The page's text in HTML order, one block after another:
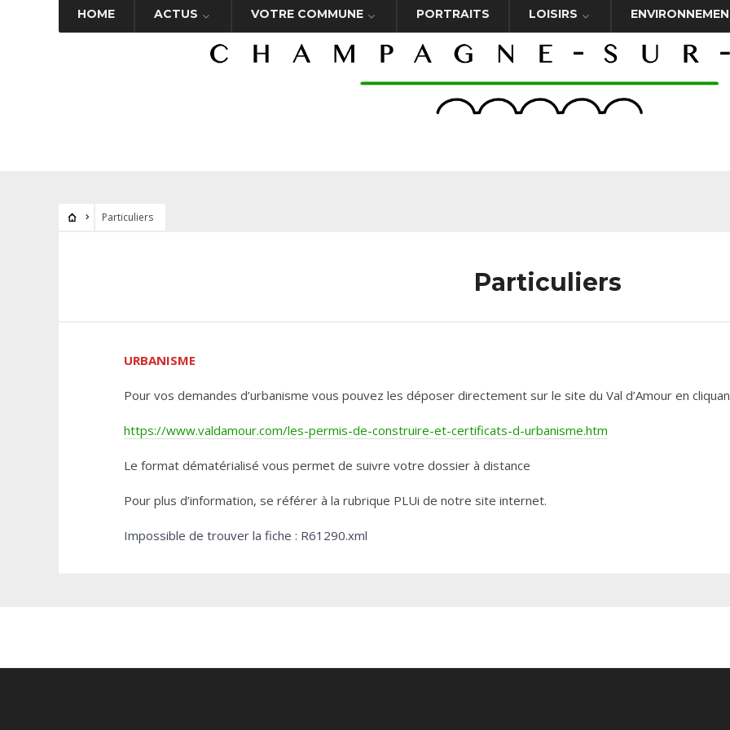
HOME ACTUS VOTRE COMMUNE PORTRAITS LOISIRS
Particuliers
Particuliers
URBANISME
Pour vos demandes d’urbanisme vous pouvez les déposer directement sur le site du Val d’Amour en
https://www.valdamour.com/les-permis-de-construire-et-certificats-d-urbanisme.htm
Le format dématérialisé vous permet de suivre votre dossier à distance
Pour plus d’information, se référer à la rubrique PLUi de notre site internet.
Impossible de trouver la fiche : R61290.xml